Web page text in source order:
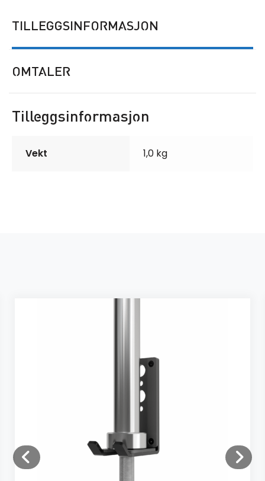
TILLEGGSINFORMASJON
OMTALER
Tilleggsinformasjon
Vekt 1,0 kg